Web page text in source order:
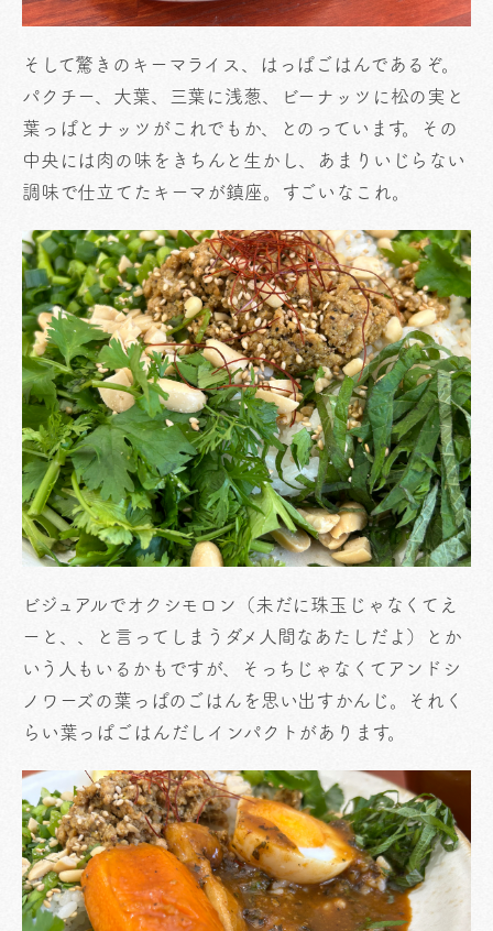
そして驚きのキーマライス、はっぱごはんであるぞ。
パクチー、大葉、三葉に浅葱、ビーナッツに松の実と
葉っぱとナッツがこれでもか、とのっています。その
中央には肉の味をきちんと生かし、あまりいじらない
調味で仕立てたキーマが鎮座。すごいなこれ。
ビジュアルでオクシモロン（未だに珠玉じゃなくてえ
ーと、、と言ってしまうダメ人間なあたしだよ）とか
いう人もいるかもですが、そっちじゃなくてアンドシ
ノワーズの葉っぱのごはんを思い出すかんじ。それく
らい葉っぱごはんだしインパクトがあります。